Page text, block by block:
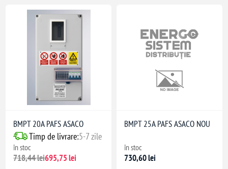
BMPT 20A PAFS ASACO
Timp de livrare:5-7 zile
în stoc
718,44 lei695,75 lei
BMPT 25A PAFS ASACO NOU
în stoc
730,60 lei